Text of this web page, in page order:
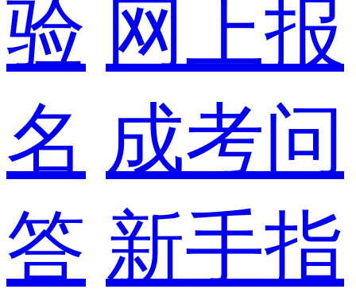
验 网上报
名 成考问
答 新手指